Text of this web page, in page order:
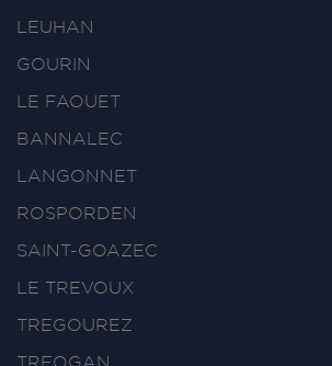
LEUHAN
GOURIN
LE FAOUET
BANNALEC
LANGONNET
ROSPORDEN
SAINT-GOAZEC
LE TREVOUX
TREGOUREZ
TREOGAN